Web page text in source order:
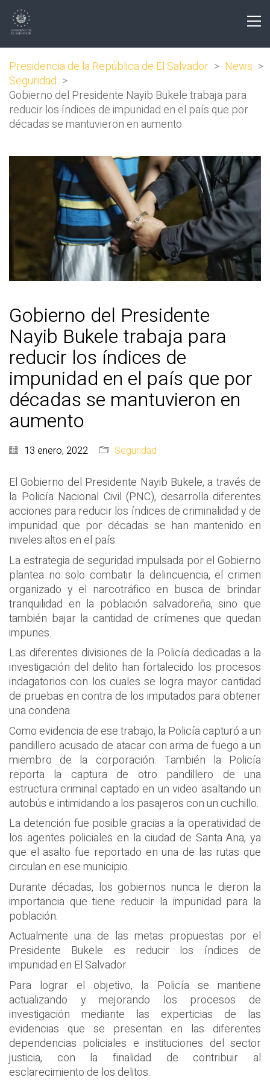
Presidencia de la República de El Salvador > News >
Seguridad >
Gobierno del Presidente Nayib Bukele trabaja para
reducir los índices de impunidad en el país que por
décadas se mantuvieron en aumento
Gobierno del Presidente
Nayib Bukele trabaja para
reducir los índices de
impunidad en el país que por
décadas se mantuvieron en
aumento
13 enero, 2022 Seguridad
El Gobierno del Presidente Nayib Bukele, a través de
la Policía Nacional Civil (PNC), desarrolla diferentes
acciones para reducir los índices de criminalidad y de
impunidad que por décadas se han mantenido en
niveles altos en el país.
La estrategia de seguridad impulsada por el Gobierno
plantea no solo combatir la delincuencia, el crimen
organizado y el narcotráfico en busca de brindar
tranquilidad en la población salvadoreña, sino que
también bajar la cantidad de crímenes que quedan
impunes.
Las diferentes divisiones de la Policía dedicadas a la
investigación del delito han fortalecido los procesos
indagatorios con los cuales se logra mayor cantidad
de pruebas en contra de los imputados para obtener
una condena.
Como evidencia de ese trabajo, la Policía capturó a un
pandillero acusado de atacar con arma de fuego a un
miembro de la corporación. También la Policía
reporta la captura de otro pandillero de una
estructura criminal captado en un video asaltando un
autobús e intimidando a los pasajeros con un cuchillo.
La detención fue posible gracias a la operatividad de
los agentes policiales en la ciudad de Santa Ana, ya
que el asalto fue reportado en una de las rutas que
circulan en ese municipio.
Durante décadas, los gobiernos nunca le dieron la
importancia que tiene reducir la impunidad para la
población.
Actualmente una de las metas propuestas por el
Presidente Bukele es reducir los índices de
impunidad en El Salvador.
Para lograr el objetivo, la Policía se mantiene
actualizando y mejorando los procesos de
investigación mediante las experticias de las
evidencias que se presentan en las diferentes
dependencias policiales e instituciones del sector
justicia, con la finalidad de contribuir al
esclarecimiento de los delitos.